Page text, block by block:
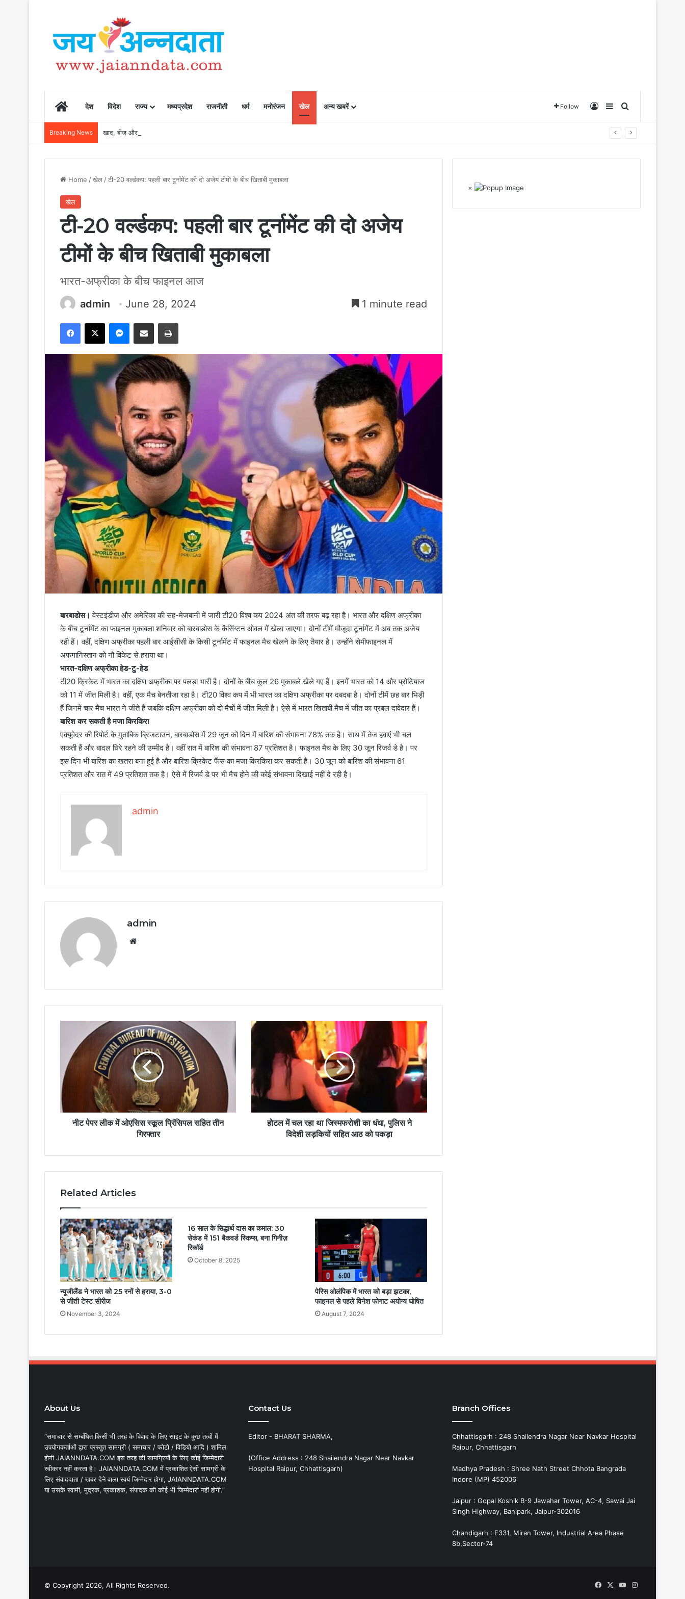
Homeदेश विदेश राज्य मध्यप्रदेश राजनीती धर्म मनोरंजन खेल अन्य खबरें Follow Log InSidebarSearch for
Breaking News खाद, बीज और उर्वरकों की समय पर उपलब्धता से किसानों में उत्साह, नैनो डीएपी और नैनो यूरिया बने किसानों के भरोसेमंद कृषि साथी…..
Home /खेल/टी-20 वर्ल्डकप: पहली बार टूर्नामेंट की दो अजेय टीमों के बीच खिताबी मुकाबला
खेल
टी-20 वर्ल्डकप: पहली बार टूर्नामेंट की दो अजेय
टीमों के बीच खिताबी मुकाबला
भारत-अफ्रीका के बीच फाइनल आज
admin June 28, 2024 1 minute read
Facebook
X Messenger
Share via Email Print
बारबाडोस। वेस्टइंडीज और अमेरिका की सह-मेजबानी में जारी टी20 विश्व कप 2024 अंत की तरफ बढ़ रहा है। भारत और दक्षिण अफ्रीका
के बीच टूर्नामेंट का फाइनल मुकाबला शनिवार को बारबाडोस के केंसिंग्टन ओवल में खेला जाएगा। दोनों टीमें मौजूदा टूर्नामेंट में अब तक अजेय
रही हैं। वहीं, दक्षिण अफ्रीका पहली बार आईसीसी के किसी टूर्नामेंट में फाइनल मैच खेलने के लिए तैयार है। उन्होंने सेमीफाइनल में
अफगानिस्तान को नौ विकेट से हराया था।
भारत-दक्षिण अफ्रीका हेड-टु-हेड
टी20 क्रिकेट में भारत का दक्षिण अफ्रीका पर पलड़ा भारी है। दोनों के बीच कुल 26 मुकाबले खेले गए हैं। इनमें भारत को 14 और प्रोटियाज
को 11 में जीत मिली है। वहीं, एक मैच बेनतीजा रहा है। टी20 विश्व कप में भी भारत का दक्षिण अफ्रीका पर दबदबा है। दोनों टीमें छह बार भिड़ी
हैं जिनमें चार मैच भारत ने जीते हैं जबकि दक्षिण अफ्रीका को दो मैचों में जीत मिली है। ऐसे में भारत खिताबी मैच में जीत का प्रबल दावेदार हैं।
बारिश कर सकती है मजा किरकिरा
एक्यूवेदर की रिपोर्ट के मुताबिक ब्रिजटाउन, बारबाडोस में 29 जून को दिन में बारिश की संभावना 78% तक है। साथ में तेज हवाएं भी चल
सकती हैं और बादल घिरे रहने की उम्मीद है। वहीं रात में बारिश की संभावना 87 प्रतिशत है। फाइनल मैच के लिए 30 जून रिजर्व डे है। पर
इस दिन भी बारिश का खतरा बना हुई है और बारिश क्रिकेट फैंस का मजा किरकिरा कर सकती है। 30 जून को बारिश की संभावना 61
प्रतिशत और रात में 49 प्रतिशत तक है। ऐसे में रिजर्व डे पर भी मैच होने की कोई संभावना दिखाई नहीं दे रही है।
admin
admin
नीट पेपर लीक में ओएसिस स्कूल प्रिंसिपल सहित तीन
गिरफ्तार
होटल में चल रहा था जिस्मफरोशी का धंधा, पुलिस ने
विदेशी लड़कियों सहित आठ को पकड़ा
Related Articles
न्यूजीलैंड ने भारत को 25 रनों से हराया, 3-0
से जीती टेस्ट सीरीज
November 3, 2024
16 साल के सिद्धार्थ दास का कमाल: 30
सेकंड में 151 बैकवर्ड स्किप्स, बना गिनीज़
रिकॉर्ड
October 8, 2025
पेरिस ओलंपिक में भारत को बड़ा झटका,
फाइनल से पहले विनेश फोगाट अयोग्य घोषित
August 7, 2024
×
About Us
“समाचार से सम्बंधित किसी भी तरह के विवाद के लिए साइट के कुछ तत्वों में
उपयोगकर्ताओं द्वारा प्रस्तुत सामग्री ( समाचार / फोटो / विडियो आदि ) शामिल
होगी JAIANNDATA.COM इस तरह की सामग्रियों के लिए कोई जिम्मेदारी
स्वीकार नहीं करता है। JAIANNDATA.COM में प्रकाशित ऐसी सामग्री के
लिए संवाददाता / खबर देने वाला स्वयं जिम्मेदार होगा, JAIANNDATA.COM
या उसके स्वामी, मुद्रक, प्रकाशक, संपादक की कोई भी जिम्मेदारी नहीं होगी.”
Contact Us
Editor - BHARAT SHARMA,
(Office Address : 248 Shailendra Nagar Near Navkar
Hospital Raipur, Chhattisgarh)
Branch Offices
Chhattisgarh : 248 Shailendra Nagar Near Navkar Hospital
Raipur, Chhattisgarh
Madhya Pradesh : Shree Nath Street Chhota Bangrada
Indore (MP) 452006
Jaipur : Gopal Koshik B-9 Jawahar Tower, AC-4, Sawai Jai
Singh Highway, Banipark, Jaipur-302016
Chandigarh : E331, Miran Tower, Industrial Area Phase
8b,Sector-74
© Copyright 2026, All Rights Reserved. Facebook
X YouTubeInstagram